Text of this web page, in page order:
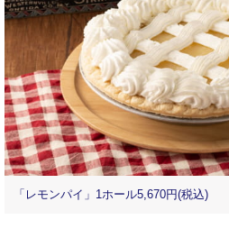
「レモンパイ」1ホール5,670円(税込)